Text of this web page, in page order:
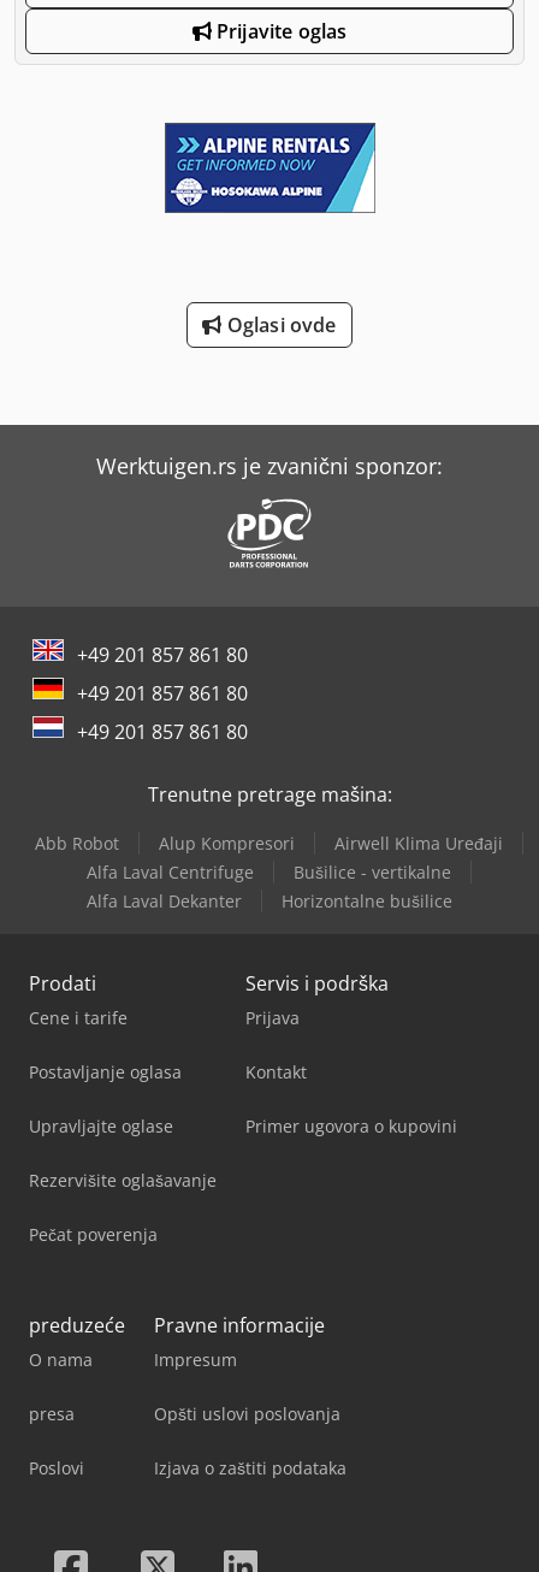
Prijavite oglas
Oglasi ovde
Werktuigen.rs je zvanični sponzor:
+49 201 857 861 80
+49 201 857 861 80
+49 201 857 861 80
Trenutne pretrage mašina:
Abb Robot Alup Kompresori
Airwell Klima Uređaji
Alfa Laval Centrifuge
Bušilice - vertikalne
Alfa Laval Dekanter
Horizontalne bušilice
Prodati
Cene i tarife
Postavljanje oglasa
Upravljajte oglase
Rezervišite oglašavanje
Pečat poverenja
Servis i podrška
Prijava
Kontakt
Primer ugovora o kupovini
preduzeće
O nama
presa
Poslovi
Pravne informacije
Impresum
Opšti uslovi poslovanja
Izjava o zaštiti podataka